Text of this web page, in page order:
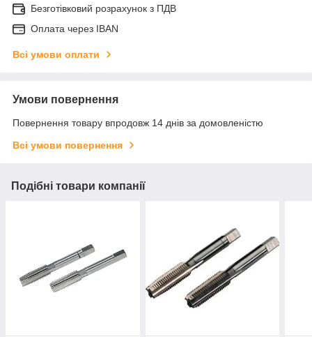
Безготівковий розрахунок з ПДВ
Оплата через IBAN
Всі умови оплати
Умови повернення
Повернення товару впродовж 14 днів за домовленістю
Всі умови повернення
Подібні товари компанії